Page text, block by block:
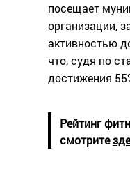
посещает
организации,
активностью
что, судя по
достижения
Рейтинг
смотрите